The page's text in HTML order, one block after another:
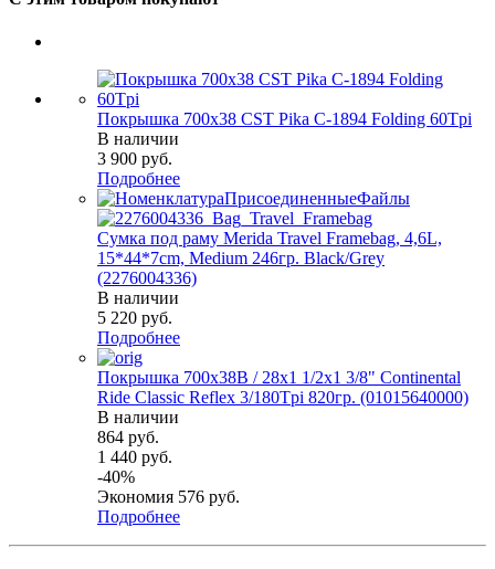
Покрышка 700x38 CST Pika C-1894 Folding 60Tpi
В наличии
3 900 руб.
Подробнее
Сумка под раму Merida Travel Framebag, 4,6L,
15*44*7cm, Medium 246гр. Black/Grey
(2276004336)
В наличии
5 220 руб.
Подробнее
Покрышка 700x38B / 28x1 1/2х1 3/8" Continental
Ride Classic Reflex 3/180Tpi 820гр. (01015640000)
В наличии
864 руб.
1 440 руб.
-40%
Экономия 576 руб.
Подробнее